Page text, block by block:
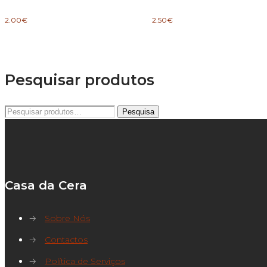
2.00€ 2.50€
Pesquisar produtos
Pesquisar
Pesquisa
Casa da Cera
→
Sobre Nós
→
Contactos
→
Política de Serviços